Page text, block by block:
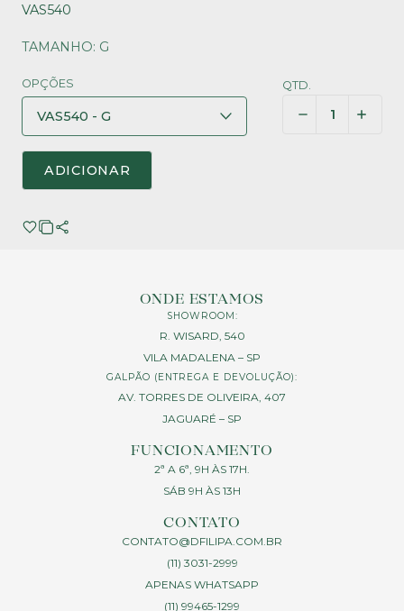
VAS540
TAMANHO: G
OPÇÕES QTD.
ADICIONAR
ONDE ESTAMOS
SHOWROOM:
R. WISARD, 540
VILA MADALENA – SP
GALPÃO (ENTREGA E DEVOLUÇÃO):
AV. TORRES DE OLIVEIRA, 407
JAGUARÉ – SP
FUNCIONAMENTO
2ª A 6ª, 9H ÀS 17H.
SÁB 9H ÀS 13H
CONTATO
CONTATO@DFILIPA.COM.BR
(11) 3031-2999
APENAS WHATSAPP
(11) 99465-1299